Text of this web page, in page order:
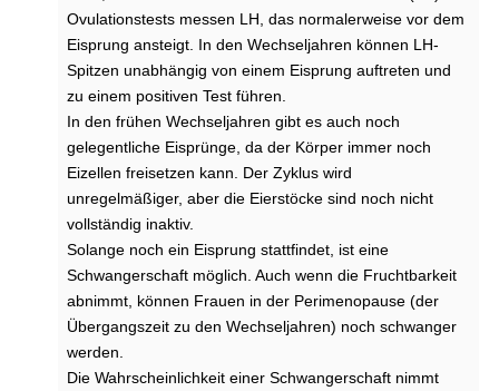
Ovulationstests messen LH, das normalerweise vor dem
Eisprung ansteigt. In den Wechseljahren können LH-
Spitzen unabhängig von einem Eisprung auftreten und
zu einem positiven Test führen.
In den frühen Wechseljahren gibt es auch noch
gelegentliche Eisprünge, da der Körper immer noch
Eizellen freisetzen kann. Der Zyklus wird
unregelmäßiger, aber die Eierstöcke sind noch nicht
vollständig inaktiv.
Solange noch ein Eisprung stattfindet, ist eine
Schwangerschaft möglich. Auch wenn die Fruchtbarkeit
abnimmt, können Frauen in der Perimenopause (der
Übergangszeit zu den Wechseljahren) noch schwanger
werden.
Die Wahrscheinlichkeit einer Schwangerschaft nimmt
d
e
n
:
e
w
i
c
h
t
i
s
t
e